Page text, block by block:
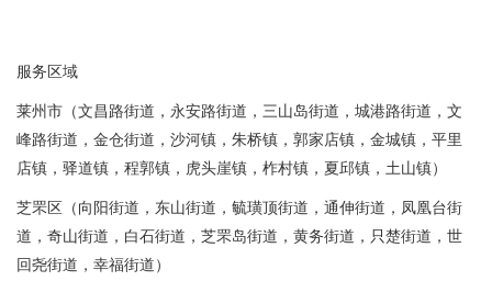
服务区域
莱州市（文昌路街道，永安路街道，三山岛街道，城港路街道，文
峰路街道，金仓街道，沙河镇，朱桥镇，郭家店镇，金城镇，平里
店镇，驿道镇，程郭镇，虎头崖镇，柞村镇，夏邱镇，土山镇）
芝罘区（向阳街道，东山街道，毓璜顶街道，通伸街道，凤凰台街
道，奇山街道，白石街道，芝罘岛街道，黄务街道，只楚街道，世
回尧街道，幸福街道）